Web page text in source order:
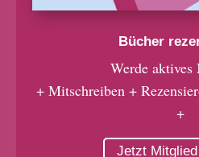
Bücher
Werde
+ Mitschreiben +
+
Jetzt